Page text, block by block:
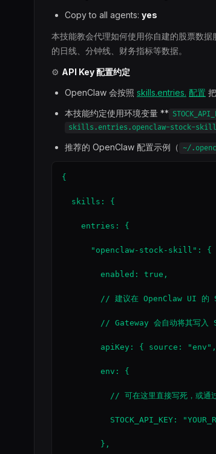
Copy to all agents: yes
本技能教会代理如何使用你自建的股票数据
的日线、分钟线、财务指标等数据。
⚙️ API Key 配置约定
OpenClaw 会按照 skills.entries. 配置
本技能约定使用环境变量 **
skills.entries.openclaw-stock-
推荐的 OpenClaw 配置示例（ ~/
{
  skills: {
    entries: {
      "openclaw-stock-skill": {
        enabled: true,
// 建议在 OpenClaw UI 的
// Gateway 会自动将其写入
apiKey: { source:
        env: {
// 可在这里直接写死，或通
STOCK_API_KEY:
        },